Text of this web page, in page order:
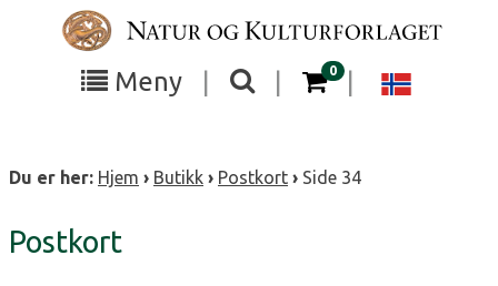
Meny
Vis
Vis
eller
0gjenstander i kurven
Du er her: Hjem › Butikk › Postkort › Side 34
Postkort